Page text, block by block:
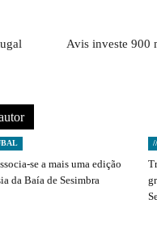
Avis investe 900
se a mais uma edição
da Baía de Sesimbra